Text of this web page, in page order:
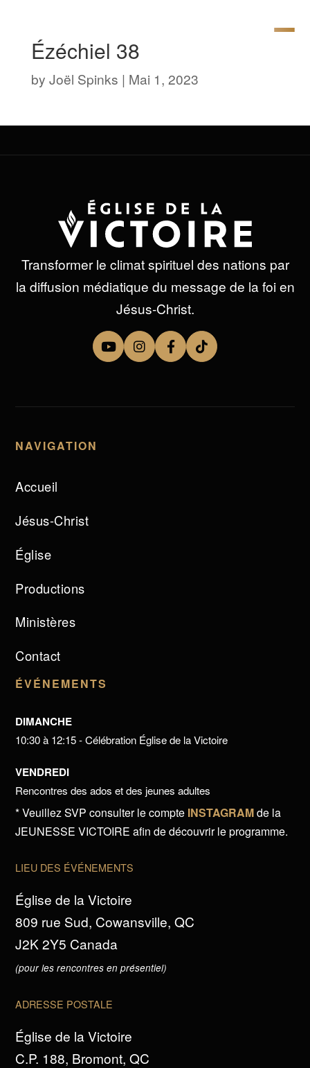
Ézéchiel 38
by Joël Spinks | Mai 1, 2023
Transformer le climat spirituel des nations par
la diffusion médiatique du message de la foi en
Jésus-Christ.
NAVIGATION
Accueil
Jésus-Christ
Église
Productions
Ministères
Contact
ÉVÉNEMENTS
DIMANCHE
10:30 à 12:15 - Célébration Église de la Victoire
VENDREDI
Rencontres des ados et des jeunes adultes
* Veuillez SVP consulter le compte INSTAGRAMde la
JEUNESSE VICTOIRE afin de découvrir le programme.
LIEU DES ÉVÉNEMENTS
Église de la Victoire
809 rue Sud, Cowansville, QC
J2K 2Y5 Canada
(pour les rencontres en présentiel)
ADRESSE POSTALE
Église de la Victoire
C.P. 188, Bromont, QC